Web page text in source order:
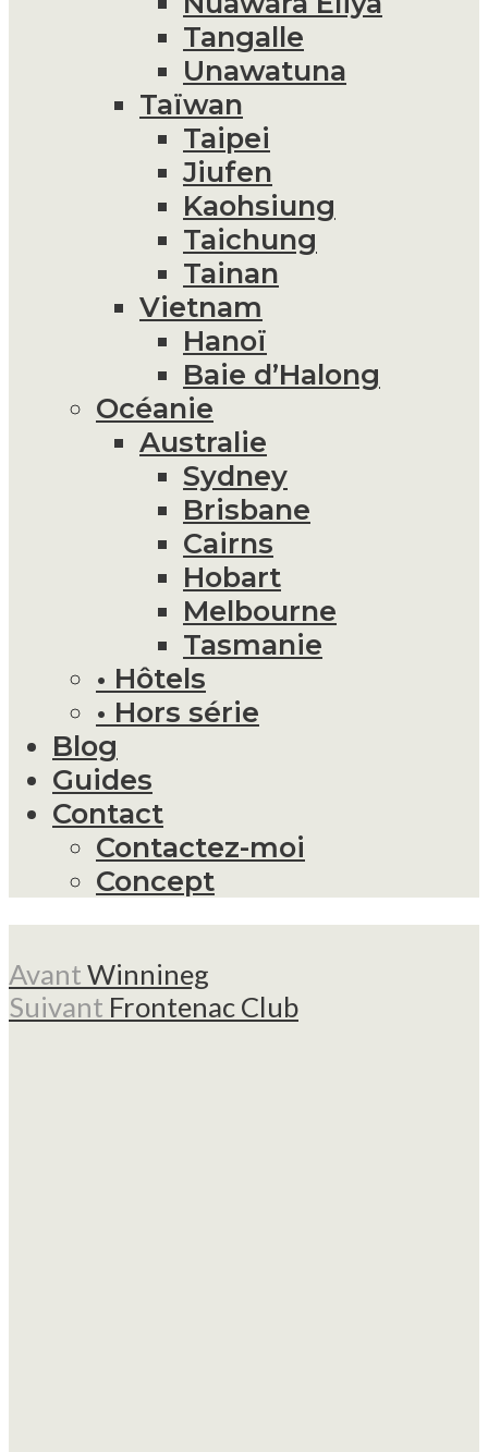
Tangalle
Unawatuna
Taïwan
Taipei
Jiufen
Kaohsiung
Taichung
Tainan
Vietnam
Hanoï
Baie d’Halong
Océanie
Australie
Sydney
Brisbane
Cairns
Hobart
Melbourne
Tasmanie
• Hôtels
• Hors série
Blog
Guides
Contact
Contactez-moi
Concept
Avant Winnineg
Suivant Frontenac Club